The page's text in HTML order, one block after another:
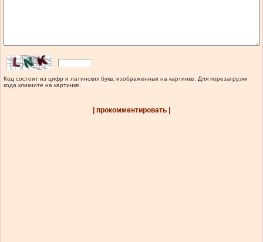
Код состоит из цифр и латинских букв, изображенных на картинке. Для перезагрузки
кода кликните на картинке.
| прокомментировать |